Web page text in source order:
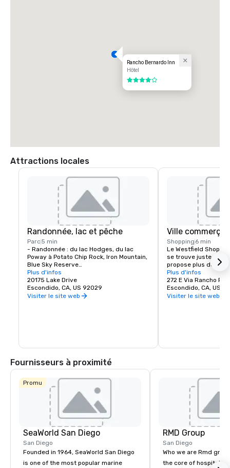
Rancho Bernardo Inn
Hôtel
4 sur 5
Attractions locales
Randonnée, lac et pêche
Parc5 min
- Randonnée : du lac Hodges, du lac
Poway à Potato Chip Rock, Iron Mountain,
Blue Sky Reserve
- Parc safari du zoo de San Diego : visite
en tramway africain, visites des
coulisses, tyrolienne
- Région viticole de Highland Valley avec
Plus d'infos
20175 Lake Drive
Escondido, CA, US 92029
Visiter le site web
Ville
Shopping 6 min
Le Westfield
se trouve juste en
propose plus de 200
spécialisées à
Plus d'infos
272 E Via Rancho
Escondido, CA, US
Visiter le site web
Fournisseurs à proximité
Promu
SeaWorld San Diego
San Diego
Founded in 1964, SeaWorld San Diego
is one of the most popular marine
RMD Group
San Diego
Who we are Rmd
the core of hospitality